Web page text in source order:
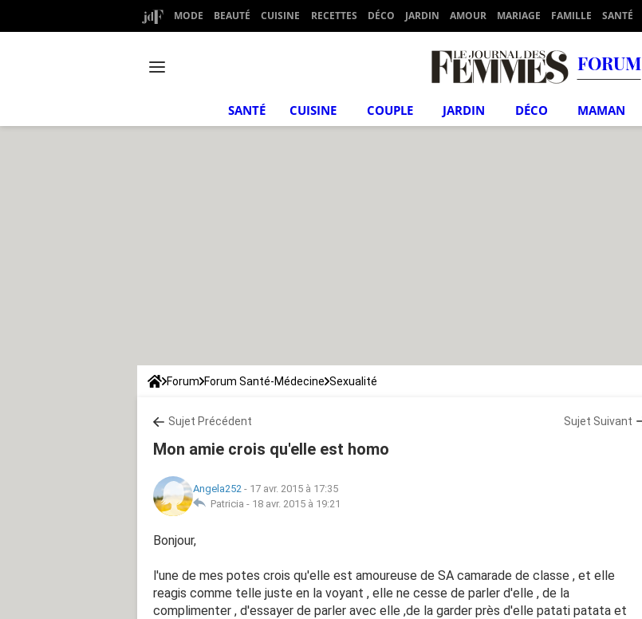
MODE BEAUTÉ CUISINE RECETTES DÉCO JARDIN AMOUR MARIAGE FAMILLE SANTÉ
FORUM
SANTÉ CUISINE COUPLE JARDIN DÉCO MAMAN
Forum Forum Santé-Médecine Sexualité
Sujet Précédent Sujet Suivant
Mon amie crois qu'elle est homo
Angela252 - 17 avr. 2015 à 17:35
Patricia - 18 avr. 2015 à 19:21
Bonjour,
l'une de mes potes crois qu'elle est amoureuse de SA camarade de classe , et elle
reagis comme telle juste en la voyant , elle ne cesse de parler d'elle , de la
complimenter , d'essayer de parler avec elle ,de la garder près d'elle patati patata et